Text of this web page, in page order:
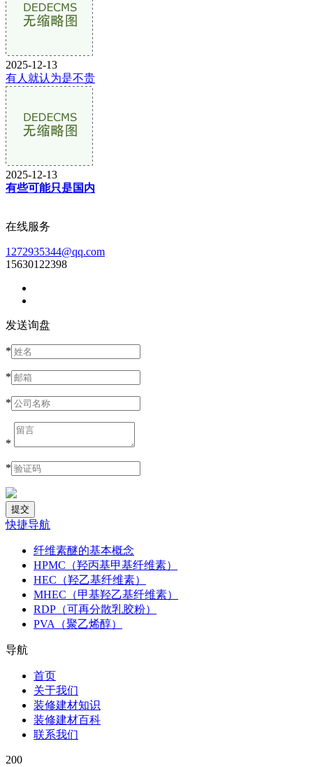
2025-12-13
有人就认为是不贵
2025-12-13
有些可能只是国内
在线服务
1272935344@qq.com
15630122398
发送询盘
*
*
*
*
*
快捷导航
纤维素醚的基本概念
HPMC（羟丙基甲基纤维素）
HEC（羟乙基纤维素）
MHEC（甲基羟乙基纤维素）
RDP（可再分散乳胶粉）
PVA（聚乙烯醇）
导航
首页
关于我们
装修建材知识
装修建材百科
联系我们
200